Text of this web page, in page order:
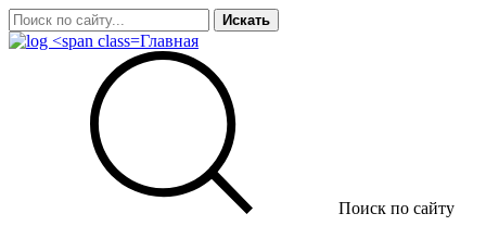
Искать
Главная
Поиск по сайту